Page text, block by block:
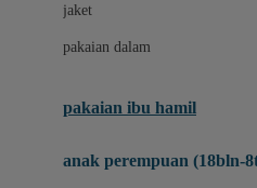
Crane
jaket
pakaian dalam
pakaian ibu hamil
anak perempuan (18bln-